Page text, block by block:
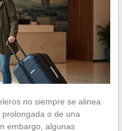
no siempre se alinea
o de una
embargo, algunas